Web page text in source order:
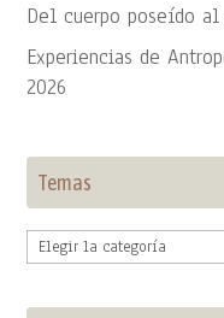
Del cuerpo poseído
Experiencias de
2026
Temas
Temas